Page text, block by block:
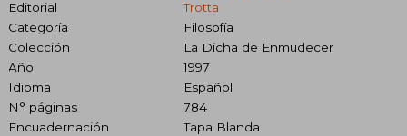
Editorial
Trotta
Categoría
Filosofía
Colección
La Dicha de Enmudecer
Año
1997
Idioma
Español
N° páginas
784
Encuadernación
Tapa Blanda